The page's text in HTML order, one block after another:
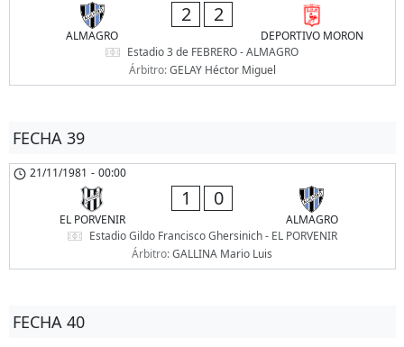
ALMAGRO
2 2
DEPORTIVO MORON
Estadio 3 de FEBRERO - ALMAGRO
Árbitro:GELAY Héctor Miguel
FECHA 39
21/11/1981 - 00:00
EL PORVENIR
1 0
ALMAGRO
Estadio Gildo Francisco Ghersinich - EL PORVENIR
Árbitro:GALLINA Mario Luis
FECHA 40